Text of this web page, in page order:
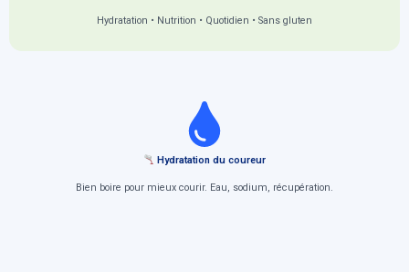
Hydratation • Nutrition • Quotidien • Sans gluten
Hydratation du coureur
Bien boire pour mieux courir. Eau, sodium, récupération.